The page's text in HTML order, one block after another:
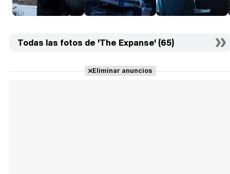
Todas las fotos de 'The Expanse' (65)
Eliminar anuncios